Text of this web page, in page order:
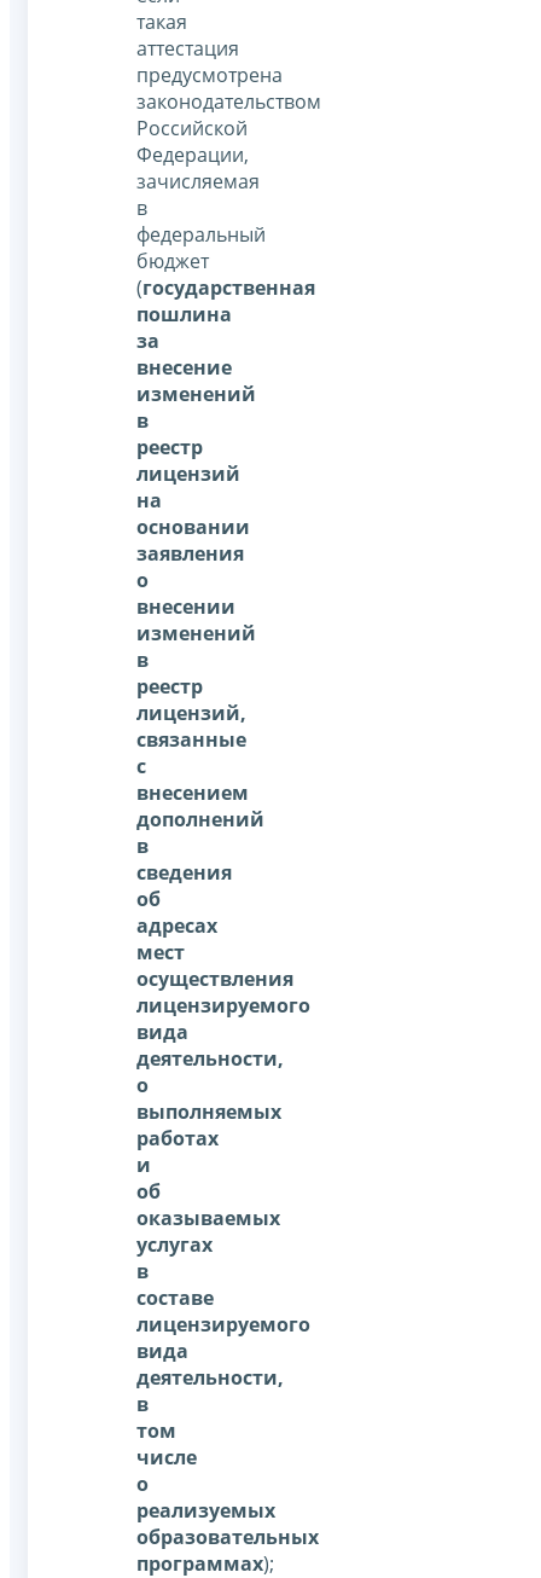
такая
аттестация
предусмотрена
законодательством
Российской
Федерации,
зачисляемая
в
федеральный
бюджет
(государственная
пошлина
за
внесение
изменений
в
реестр
лицензий
на
основании
заявления
о
внесении
изменений
в
реестр
лицензий,
связанные
с
внесением
дополнений
в
сведения
об
адресах
мест
осуществления
лицензируемого
вида
деятельности,
о
выполняемых
работах
и
об
оказываемых
услугах
в
составе
лицензируемого
вида
деятельности,
в
том
числе
о
реализуемых
образовательных
программах);